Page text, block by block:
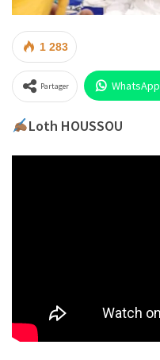
1 283
Partager WhatsApp
Loth HOUSSOU